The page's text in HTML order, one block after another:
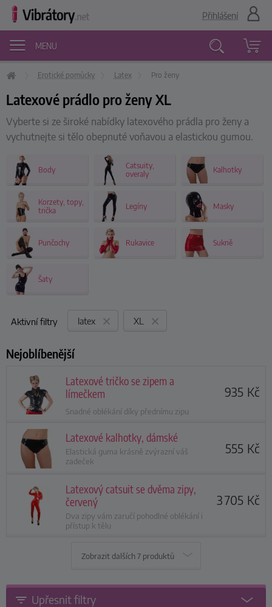
MENU
Přihlášení
Erotické pomůcky Latex Pro ženy
Latexové prádlo pro ženy XL
Vyberte si ze široké nabídky latexového prádla pro ženy a
vychutnejte si tělo obepnuté voňavou a elastickou gumou.
Body
Catsuity,
overaly
Kalhotky
Korzety, topy,
trička
Legíny Masky
Punčochy Rukavice Sukně
Šaty
Aktivní filtry latex XL
Nejoblíbenější
Latexové tričko se zipem a
límečkem
Snadné oblékání díky přednímu zipu
935 Kč
Latexové kalhotky, dámské
Elastická guma krásně zvýrazní váš
zadeček
555 Kč
Latexový catsuit se dvěma zipy,
červený
Dva zipy vám zaručí pohodlné oblékání i
přístup k tělu
3 705 Kč
Zobrazit dalších7 produktů
Upřesnit filtry